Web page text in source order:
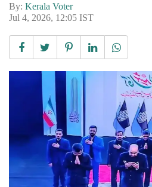
By: Kerala Voter
Jul 4, 2026, 12:05 IST